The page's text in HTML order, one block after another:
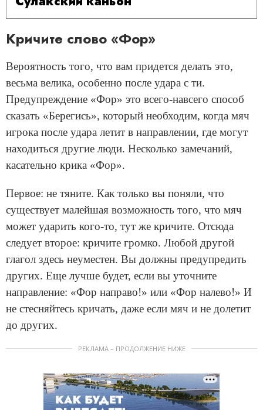
Кричите слово «Фор»
Вероятность того, что вам придется делать это,
весьма велика, особенно после удара с ти.
Предупреждение «Фор» это всего-навсего способ
сказать «Берегись», который необходим, когда мяч
игрока после удара летит в направлении, где могут
находиться другие люди. Несколько замечаний,
касательно крика «Фор».
Первое: не тяните. Как только вы поняли, что
существует малейшая возможность того, что мяч
может ударить кого-то, тут же кричите. Отсюда
следует второе: кричите громко. Любой другой
глагол здесь неуместен. Вы должны предупредить
других. Еще лучше будет, если вы уточните
направление: «Фор направо!» или «Фор налево!» И
не стесняйтесь кричать, даже если мяч и не долетит
до других.
РЕКЛАМА – ПРОДОЛЖЕНИЕ НИЖЕ